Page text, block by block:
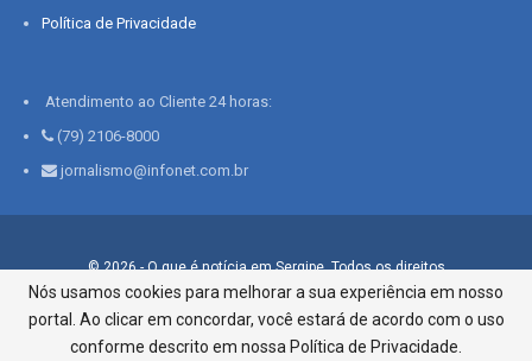
Política de Privacidade
Atendimento ao Cliente 24 horas:
(79) 2106-8000
jornalismo@infonet.com.br
© 2026 - O que é notícia em Sergipe. Todos os direitos
reservados.
Infonet - Rua Monsenhor Silveira 276, Bairro São José |
Aracaju-SE, CEP 49015-030, Fone: 79.2106.8000 - CI Centro de
Nós usamos cookies para melhorar a sua experiência em nosso
portal. Ao clicar em concordar, você estará de acordo com o uso
conforme descrito em nossa Política de Privacidade.